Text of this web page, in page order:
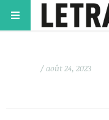
/ août 24, 2023